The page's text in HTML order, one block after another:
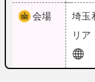
会場 埼玉
リア